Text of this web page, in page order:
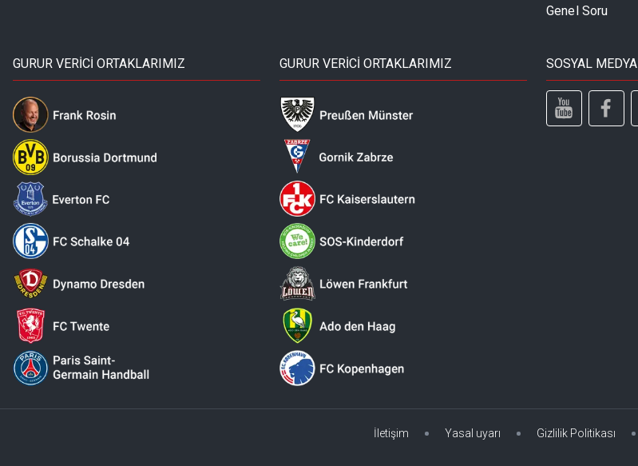
Genel Soru
GURUR VERİCİ ORTAKLARIMIZ GURUR VERİCİ ORTAKLARIMIZ SOSYAL MEDYA
İletişim Yasal uyarı Gizlilik Politikası